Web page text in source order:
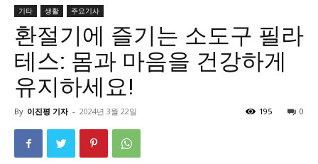
기타 생활 주요기사
환절기에 즐기는 소도구 필라
테스: 몸과 마음을 건강하게
유지하세요!
By 이진평 기자 - 2024년 3월 22일 0
195